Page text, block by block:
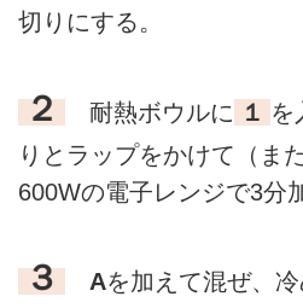
切りにする。
２ 耐熱ボウルに １ を
りとラップをかけて（ま
600Wの電子レンジで3分
３ Aを加えて混ぜ、